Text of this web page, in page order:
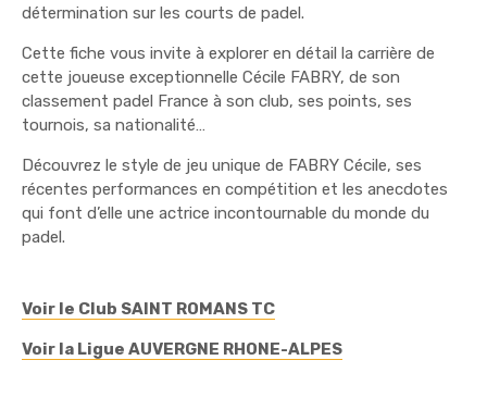
détermination sur les courts de padel.
Cette fiche vous invite à explorer en détail la carrière de
cette joueuse exceptionnelle Cécile FABRY, de son
classement padel France à son club, ses points, ses
tournois, sa nationalité…
Découvrez le style de jeu unique de FABRY Cécile, ses
récentes performances en compétition et les anecdotes
qui font d’elle une actrice incontournable du monde du
padel.
Voir le Club SAINT ROMANS TC
Voir la Ligue AUVERGNE RHONE-ALPES